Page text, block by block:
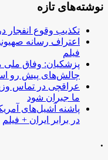
نوشته‌های تازه
تکذیب وقوع انفجار
اعتراف رسانه
فیلم
پزشکیان: وفاق ملی
چالش‌های پیش رو
عراقچی در تماس
ما جبران شود
پاشنه آشیل‌های
در برابر ایران + فیلم
.